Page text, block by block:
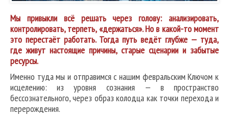
Мы привыкли всё решать через голову: анализировать,
контролировать, терпеть, «держаться». Но в какой-то момент
это перестаёт работать. Тогда путь ведёт глубже — туда,
где живут настоящие причины, старые сценарии и забытые
ресурсы.
Именно туда мы и отправимся с нашим февральским Ключом к
исцелению: из уровня сознания — в пространство
бессознательного, через образ колодца как точки перехода и
перерождения.